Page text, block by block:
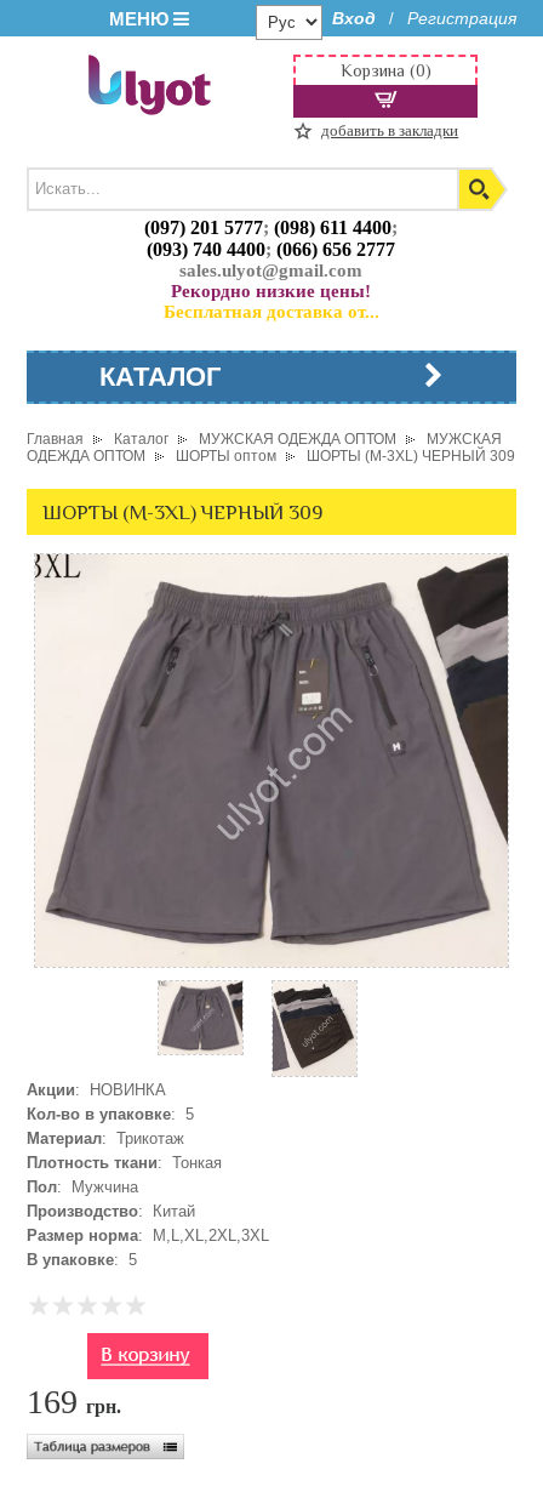
МЕНЮ Вход / Регистрация
(097) 201 5777;(098) 611 4400;
(093) 740 4400;(066) 656 2777
sales.ulyot@gmail.com
Рекордно низкие цены!
Бесплатная доставка от...
Корзина (0)
добавить в закладки
КАТАЛОГ
Главная Каталог МУЖСКАЯ ОДЕЖДА ОПТОМ
МУЖСКАЯ
ОДЕЖДА ОПТОМ
ШОРТЫ оптом ШОРТЫ (M-3XL) ЧЕРНЫЙ 309
ШОРТЫ (M-3XL) ЧЕРНЫЙ 309
Акции: НОВИНКА
Кол-во в упаковке: 5
Материал: Трикотаж
Плотность ткани: Тонкая
Пол: Мужчина
Производство: Китай
Размер норма: M,L,XL,2XL,3XL
В упаковке: 5
169грн.